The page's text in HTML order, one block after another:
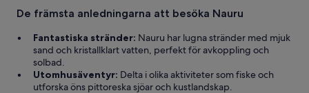
De främsta anledningarna att besöka Nauru
Fantastiska stränder: Nauru har lugna stränder med mjuk
sand och kristallklart vatten, perfekt för avkoppling och
solbad.
Utomhusäventyr: Delta i olika aktiviteter som fiske och
utforska öns pittoreska sjöar och kustlandskap.